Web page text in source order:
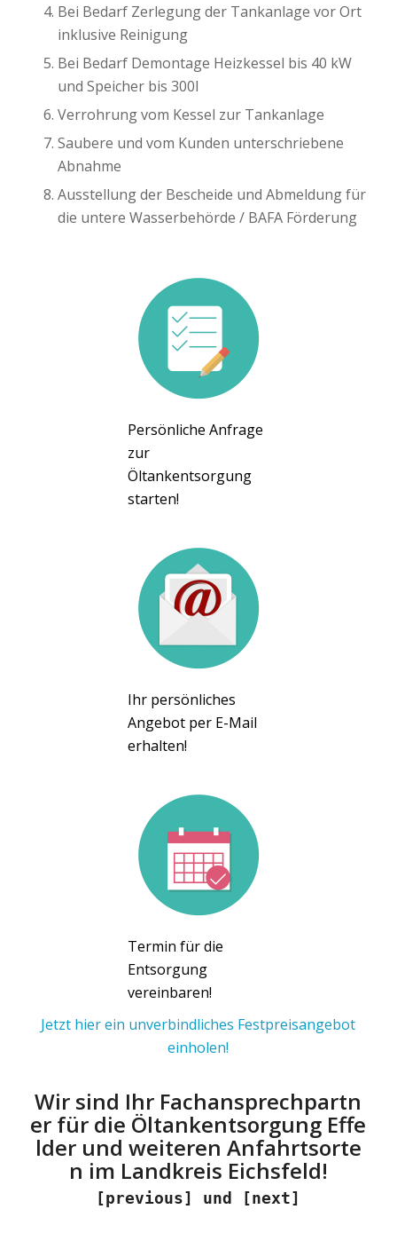
Bei Bedarf Zerlegung der Tankanlage vor Ort
inklusive Reinigung
Bei Bedarf Demontage Heizkessel bis 40 kW
und Speicher bis 300l
Verrohrung vom Kessel zur Tankanlage
Saubere und vom Kunden unterschriebene
Abnahme
Ausstellung der Bescheide und Abmeldung für
die untere Wasserbehörde / BAFA Förderung
Persönliche Anfrage
zur
Öltankentsorgung
starten!
Ihr persönliches
Angebot per E-Mail
erhalten!
Termin für die
Entsorgung
vereinbaren!
Jetzt hier ein unverbindliches Festpreisangebot
einholen!
Wir sind Ihr Fachansprechpartn
er für die Öltankentsorgung Effe
lder und weiteren Anfahrtsorte
n im Landkreis Eichsfeld!
[previous] und [next]